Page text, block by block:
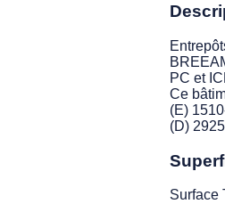
PC et
Ce
(E)
(D)
Surface